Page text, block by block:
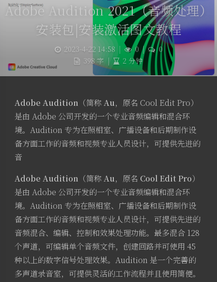
Adobe Audition 2021（音频处理）
安装包|安装激活图文教程
2023-4-22 14:58 | 0 |
0
398 字 | 2 分钟
Adobe Audition （简称 Au，原名 Cool Edit Pro）
是由 Adobe 公司开发的一个专业音频编辑和混合环
境。Audition 专为在照相室、广播设备和后期制作设
备方面工作的音频和视频专业人员设计，可提供先进的
音
Adobe Audition （简称 Au，原名 Cool Edit Pro）
是由 Adobe 公司开发的一个专业音频编辑和混合环
境。Audition 专为在照相室、广播设备和后期制作设
备方面工作的音频和视频专业人员设计，可提供先进的
音频混合、编辑、控制和效果处理功能。最多混合 128
个声道，可编辑单个音频文件，创建回路并可使用 45
种以上的数字信号处理效果。Audition 是一个完善的
多声道录音室，可提供灵活的工作流程并且使用简便。